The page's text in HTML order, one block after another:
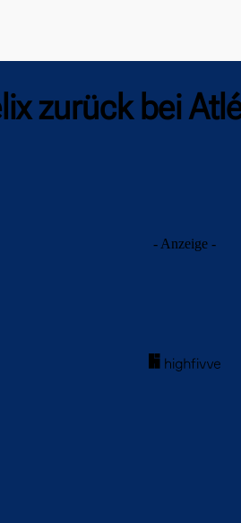
zurück bei
- Anzeige -